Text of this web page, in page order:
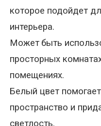
которое подойдет
интерьера.
Может быть
просторных
помещениях.
Белый цвет
пространство и
светлость.